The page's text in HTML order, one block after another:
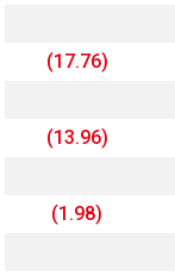
(17.76)
(13.96)
(1.98)